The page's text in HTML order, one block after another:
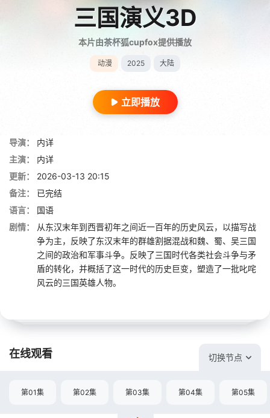
三国演义3D
本片由茶杯狐cupfox提供播放
动漫 2025 大陆
立即播放
导演：
内详
主演：
内详
更新：
2026-03-13 20:15
备注：
已完结
语言：
国语
剧情：
从东汉末年到西晋初年之间近一百年的历史风云，以描写战
争为主，反映了东汉末年的群雄割据混战和魏、蜀、吴三国
之间的政治和军事斗争。反映了三国时代各类社会斗争与矛
盾的转化，并概括了这一时代的历史巨变，塑造了一批叱咤
风云的三国英雄人物。
在线观看 切换节点
第01集 第02集 第03集 第04集 第05集